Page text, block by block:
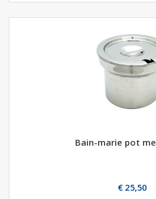
Bain-marie pot
€ 25,50